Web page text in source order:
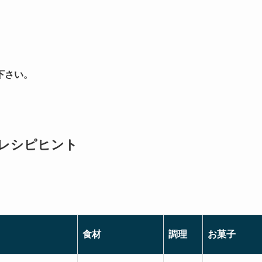
い。
シピヒント
食材 調理 お菓子